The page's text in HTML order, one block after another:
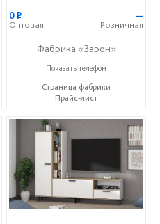
0Р
Оптовая
—
Розничная
Фабрика «Зарон»
+7 (8412) 21-50-66
Показать телефон
Страница фабрики
Прайс-лист